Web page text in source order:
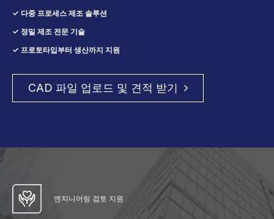
✓ 다중 프로세스 제조 솔루션
✓ 정밀 제조 전문 기술
✓ 프로토타입부터 생산까지 지원
CAD 파일 업로드 및 견적 받기
엔지니어링 검토 지원